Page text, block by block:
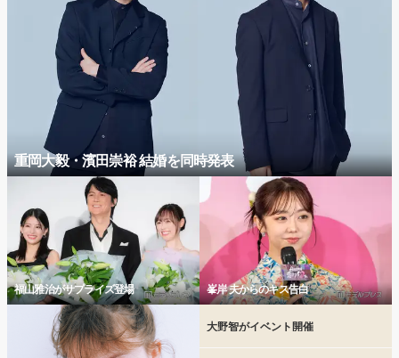
重岡大毅・濱田崇裕 結婚を同時発表
福山雅治がサプライズ登場 峯岸 夫からのキス告白
大野智がイベント開催